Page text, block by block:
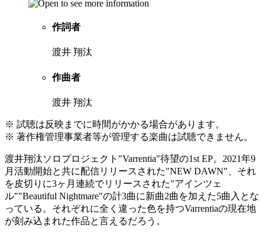
作詞者
渡井 翔汰
作曲者
渡井 翔汰
※ 試聴は反映までに時間がかかる場合があります。
※ 著作権管理事業者等が管理する楽曲は試聴できません。
渡井翔汰ソロプロジェクト"Varrentia"待望の1st EP。2021年9
月活動開始と共に配信リリースされた"NEW DAWN"、それ
を皮切りに3ヶ月連続でリリースされた"アインツェ
ル""Beautiful Nightmare"の計3曲に新曲2曲を加えた5曲入とな
っている。それぞれに全く違った色を持つVarrentiaの現在地
が刻み込まれた作品と言えるだろう。